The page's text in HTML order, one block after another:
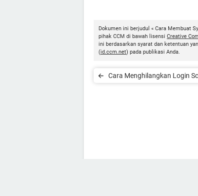
Dokumen ini berjudul « Cara Membuat
pihak CCM di bawah lisensi Creative
ini berdasarkan syarat dan ketentuan
(id.ccm.net) pada publikasi Anda.
Cara Menghilangkan Login